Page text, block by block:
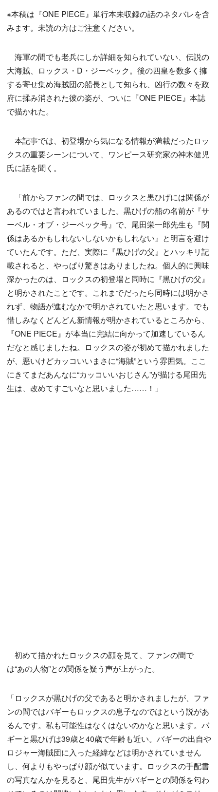
※本稿は『ONE PIECE』単行本未収録の話のネタバレを含
みます。未読の方はご注意ください。
海軍の間でも老兵にしか詳細を知られていない、伝説の
大海賊、ロックス・D・ジーベック。後の四皇を数多く擁
する寄せ集め海賊団の船長として知られ、凶行の数々を政
府に揉み消された彼の姿が、ついに『ONE PIECE』本誌
で描かれた。
本記事では、初登場から気になる情報が満載だったロッ
クスの重要シーンについて、ワンピース研究家の神木健児
氏に話を聞く。
「前からファンの間では、ロックスと黒ひげには関係が
あるのではと言われていました。黒ひげの船の名前が『サ
ーベル・オブ・ジーベック号』で、尾田栄一郎先生も『関
係はあるかもしれないしないかもしれない』と明言を避け
ていたんです。ただ、実際に『黒ひげの父』とハッキリ記
載されると、やっぱり驚きはありましたね。個人的に興味
深かったのは、ロックスの初登場と同時に『黒ひげの父』
と明かされたことです。これまでだったら同時には明かさ
れず、物語が進むなかで明かされていたと思います。でも
惜しみなくどんどん新情報が明かされているところから、
『ONE PIECE』が本当に完結に向かって加速しているん
だなと感じましたね。ロックスの姿が初めて描かれました
が、悪いけどカッコいいまさに“海賊”という雰囲気。ここ
にきてまだあんなに“カッコいいおじさん”が描ける尾田先
生は、改めてすごいなと思いました……！」
初めて描かれたロックスの顔を見て、ファンの間で
は“あの人物”との関係を疑う声が上がった。
「ロックスが黒ひげの父であると明かされましたが、ファ
ンの間ではバギーもロックスの息子なのではという説があ
るんです。私も可能性はなくはないのかなと思います。バ
ギーと黒ひげは39歳と40歳で年齢も近い。バギーの出自や
ロジャー海賊団に入った経緯などは明かされていません
し、何よりもやっぱり顔が似ています。ロックスの手配書
の写真なんかを見ると、尾田先生がバギーとの関係を匂わ